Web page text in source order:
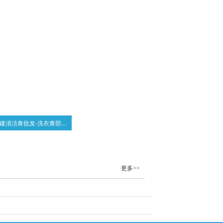
清洁膏批发-洗衣膏部...
更多>>